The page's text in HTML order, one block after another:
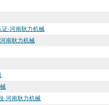
-河南耿力机械
南耿力机械
-河南耿力机械